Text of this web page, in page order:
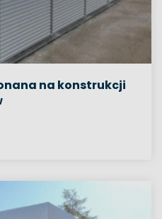
na konstrukcji